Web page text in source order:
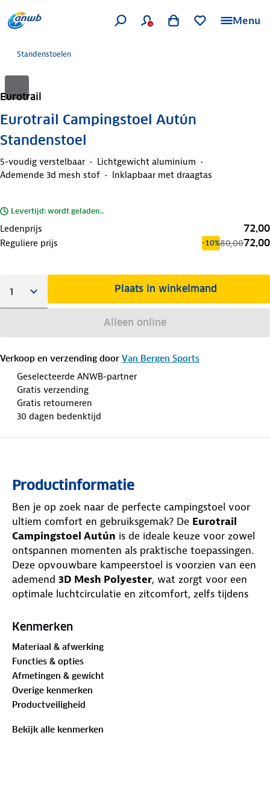
Menu
Standenstoelen
Eurotrail
Eurotrail Campingstoel Autún
Standenstoel
5-voudig verstelbaar
Lichtgewicht aluminium
Ademende 3d mesh stof
Inklapbaar met draagtas
Levertijd: wordt geladen..
Ledenprijs 72,00
Reguliere prijs -10%80,0072,00
Plaats in winkelmand
Alleen online
Verkoop en verzending door Van Bergen Sports
Geselecteerde ANWB-partner
Gratis verzending
Gratis retourneren
30 dagen bedenktijd
Productinformatie
Ben je op zoek naar de perfecte campingstoel voor
ultiem comfort en gebruiksgemak? De Eurotrail
Campingstoel Autún is de ideale keuze voor zowel
ontspannen momenten als praktische toepassingen.
Deze opvouwbare kampeerstoel is voorzien van een
ademend 3D Mesh Polyester, wat zorgt voor een
optimale luchtcirculatie en zitcomfort, zelfs tijdens
eenvoudig de perfecte zitpositie kiezen, of je nu wilt
relaxen of aan tafel wilt zitten. Het stevige
aluminium frame met ovale buizen (32 x 20 mm)
biedt niet alleen stabiliteit, maar is ook lichtgewicht
en makkelijk te dragen. Dankzij het compacte
ontwerp vouw je de Autún gemakkelijk in tot een
Kenmerken
Materiaal & afwerking
Functies & opties
Afmetingen & gewicht
Overige kenmerken
Productveiligheid
Bekijk alle kenmerken